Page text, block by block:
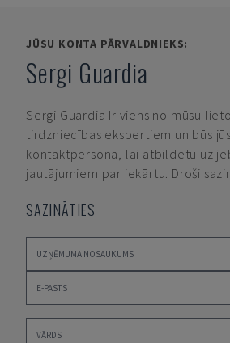
JŪSU KONTA PĀRVALDNIEKS:
Sergi Guardia
Sergi Guardia Ir viens no mūsu
tirdzniecības ekspertiem un būs
kontaktpersona, lai atbildētu uz
jautājumiem par iekārtu. Droši
SAZINĀTIES